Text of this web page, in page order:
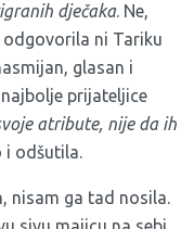
dječaka. Ne,
ni Tariku
glasan i
prijateljice
atribute, nije da ih
i odšutila.
nisam ga tad nosila.